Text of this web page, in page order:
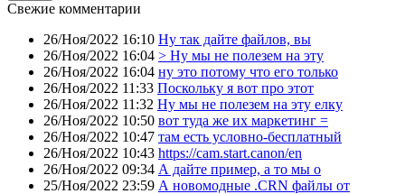
Свежие комментарии
26/Ноя/2022 16:10 Ну так дайте файлов, вы
26/Ноя/2022 16:04 > Ну мы не полезем на эту
26/Ноя/2022 16:04 ну это потому что его только
26/Ноя/2022 11:33 Поскольку я вот про этот
26/Ноя/2022 11:32 Ну мы не полезем на эту елку
26/Ноя/2022 10:50 вот туда же их маркетинг =
26/Ноя/2022 10:47 там есть условно-бесплатный
26/Ноя/2022 10:43 https://cam.start.canon/en
26/Ноя/2022 09:34 А дайте пример, а то мы о
25/Ноя/2022 23:59 А новомодные .CRN файлы от